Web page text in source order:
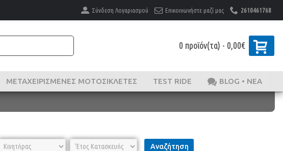
Σύνδεση Λογαριασμού Επικοινωνήστε μαζί μας 2610461768
0 προϊόν(τα) - 0,00€
ΜΕΤΑΧΕΙΡΙΣΜΈΝΕΣ ΜΟΤΟΣΙΚΛΈΤΕΣ TEST RIDE BLOG • ΝΕΑ
Αναζήτηση